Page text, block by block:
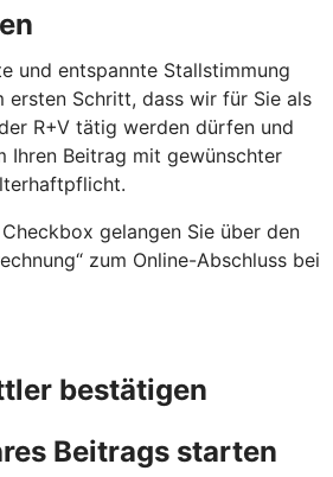
und entspannte Stallstimmung
ersten Schritt, dass wir für Sie als
R+V tätig werden dürfen und
Ihren Beitrag mit gewünschter
gelangen Sie über den
zum Online-Abschluss bei
bestätigen
Beitrags starten